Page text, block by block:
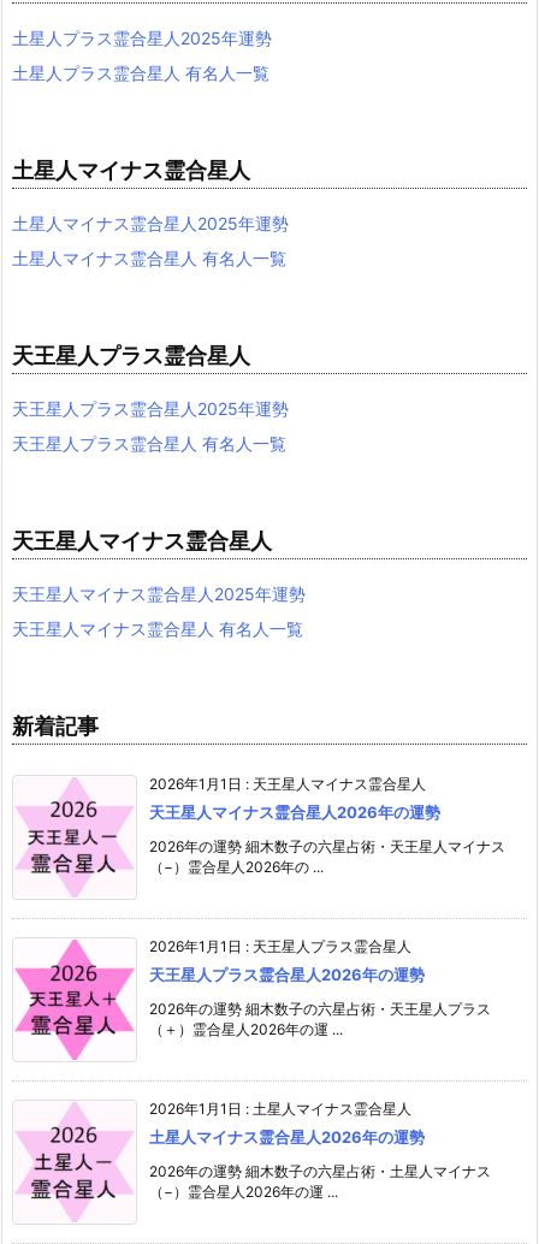
土星人プラス霊合星人2025年運勢
土星人プラス霊合星人 有名人一覧
土星人マイナス霊合星人
土星人マイナス霊合星人2025年運勢
土星人マイナス霊合星人 有名人一覧
天王星人プラス霊合星人
天王星人プラス霊合星人2025年運勢
天王星人プラス霊合星人 有名人一覧
天王星人マイナス霊合星人
天王星人マイナス霊合星人2025年運勢
天王星人マイナス霊合星人 有名人一覧
新着記事
2026年1月1日 : 天王星人マイナス霊合星人
天王星人マイナス霊合星人2026年の運勢
2026年の運勢 細木数子の六星占術・天王星人マイナス
（−）霊合星人2026年の ...
2026年1月1日 : 天王星人プラス霊合星人
天王星人プラス霊合星人2026年の運勢
2026年の運勢 細木数子の六星占術・天王星人プラス
（＋）霊合星人2026年の運 ...
2026年1月1日 : 土星人マイナス霊合星人
土星人マイナス霊合星人2026年の運勢
2026年の運勢 細木数子の六星占術・土星人マイナス
（−）霊合星人2026年の運 ...